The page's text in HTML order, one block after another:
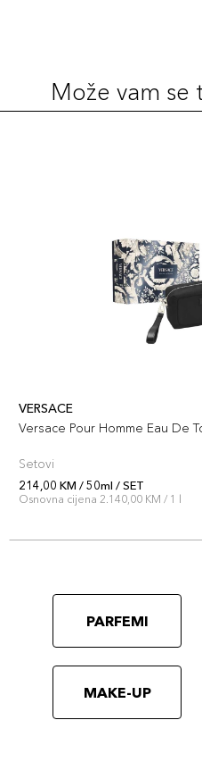
Može vam se
VERSACE
Versace Pour Homme Eau De
Setovi
214,00 KM / 50ml / SET
Osnovna cijena 2.140,00 KM / 1 l
PARFEMI
MAKE-UP